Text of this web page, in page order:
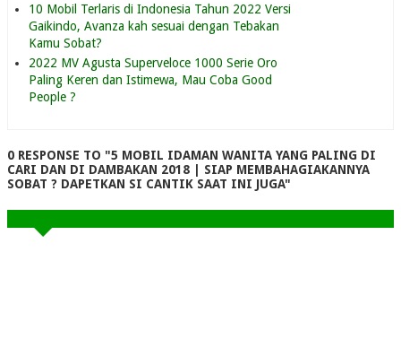
10 Mobil Terlaris di Indonesia Tahun 2022 Versi
Gaikindo, Avanza kah sesuai dengan Tebakan
Kamu Sobat?
2022 MV Agusta Superveloce 1000 Serie Oro
Paling Keren dan Istimewa, Mau Coba Good
People ?
0 RESPONSE TO "5 MOBIL IDAMAN WANITA YANG PALING DI
CARI DAN DI DAMBAKAN 2018 | SIAP MEMBAHAGIAKANNYA
SOBAT ? DAPETKAN SI CANTIK SAAT INI JUGA"